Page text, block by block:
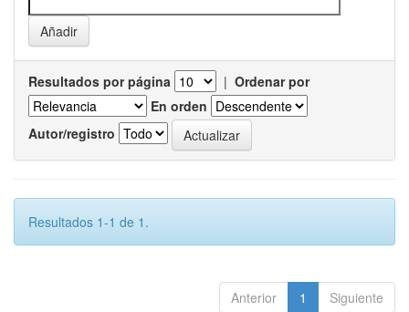
Resultados por página | Ordenar por
En orden
Autor/registro
Resultados 1-1 de 1.
Anterior 1 Siguiente